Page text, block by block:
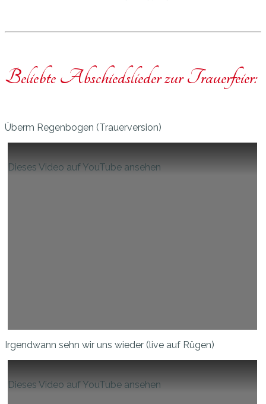
Beliebte Abschiedslieder zur Trauerfeier:
Überm Regenbogen (Trauerversion)
Dieses Video auf YouTube ansehen
Irgendwann sehn wir uns wieder (live auf Rügen)
Dieses Video auf YouTube ansehen